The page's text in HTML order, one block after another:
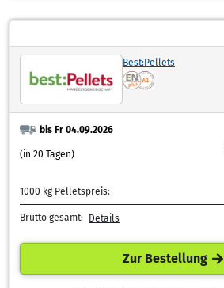
Best:Pellets
bis Fr 04.09.2026
(in 20 Tagen)
1000 kg Pelletspreis:
Brutto gesamt: Details
Zur Bestellung